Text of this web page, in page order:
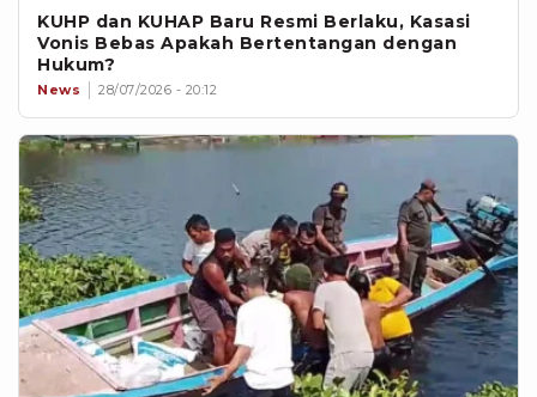
KUHP dan KUHAP Baru Resmi Berlaku, Kasasi
Vonis Bebas Apakah Bertentangan dengan
Hukum?
News 28/07/2026 - 20:12